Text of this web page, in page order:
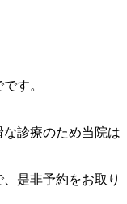
す。
診療のため当院は
是非予約をお取り